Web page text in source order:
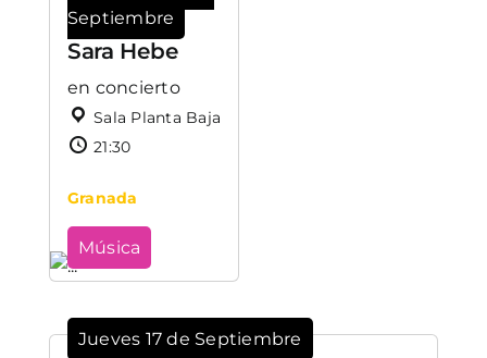
Septiembre
Sara Hebe
en concierto
Sala Planta Baja
21:30
Granada
Música
Jueves 17 de Septiembre